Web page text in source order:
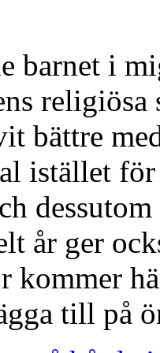
barnet i
religiösa
bättre
istället
år ger
kommer
till på